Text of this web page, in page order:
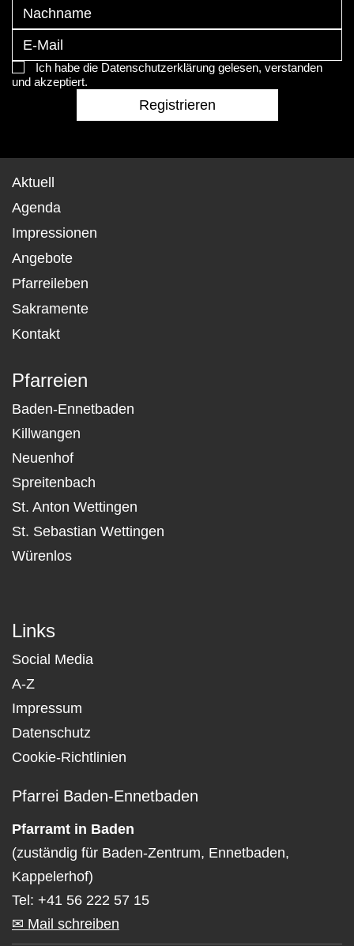
Ich habe die Datenschutzerklärung gelesen, verstanden
und akzeptiert.
Aktuell
Agenda
Impressionen
Angebote
Pfarreileben
Sakramente
Kontakt
Pfarreien
Baden-Ennetbaden
Killwangen
Neuenhof
Spreitenbach
St. Anton Wettingen
St. Sebastian Wettingen
Würenlos
Links
Social Media
A-Z
Impressum
Datenschutz
Cookie-Richtlinien
Pfarrei Baden-Ennetbaden
Pfarramt in Baden
(zuständig für Baden-Zentrum, Ennetbaden,
Kappelerhof)
Tel: +41 56 222 57 15
✉ Mail schreiben